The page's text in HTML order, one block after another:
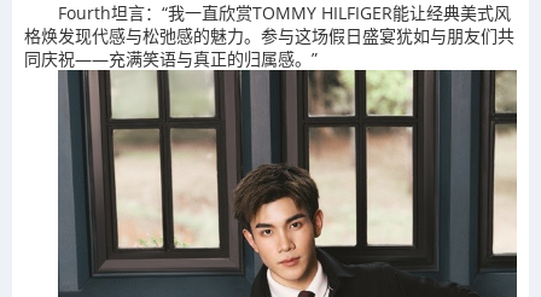
Fourth坦言：“我一直欣赏TOMMY HILFIGER能让经典美式风
格焕发现代感与松弛感的魅力。参与这场假日盛宴犹如与朋友们共
同庆祝——充满笑语与真正的归属感。”